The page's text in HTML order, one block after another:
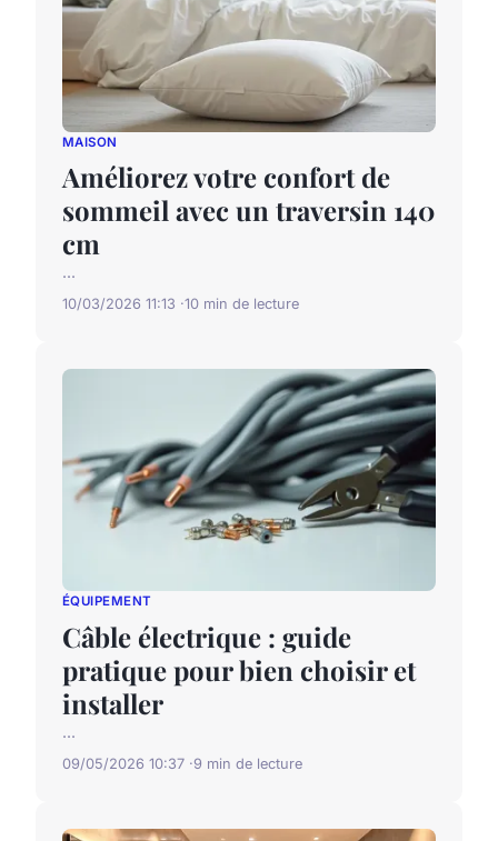
MAISON
Améliorez votre confort de
sommeil avec un traversin 140
cm
...
10/03/2026 11:13 10 min de lecture
ÉQUIPEMENT
Câble électrique : guide
pratique pour bien choisir et
installer
...
09/05/2026 10:37 9 min de lecture